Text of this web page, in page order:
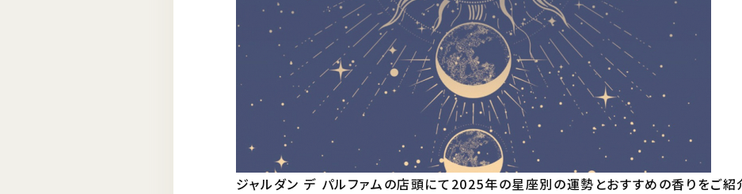
ジャルダン デ パルファムの店頭にて2025年の星座別の運勢とおすすめの香りをご紹